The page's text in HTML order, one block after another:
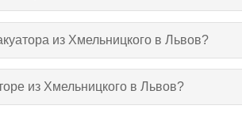
из Хмельницкого в Львов?
из Хмельницкого в Львов?